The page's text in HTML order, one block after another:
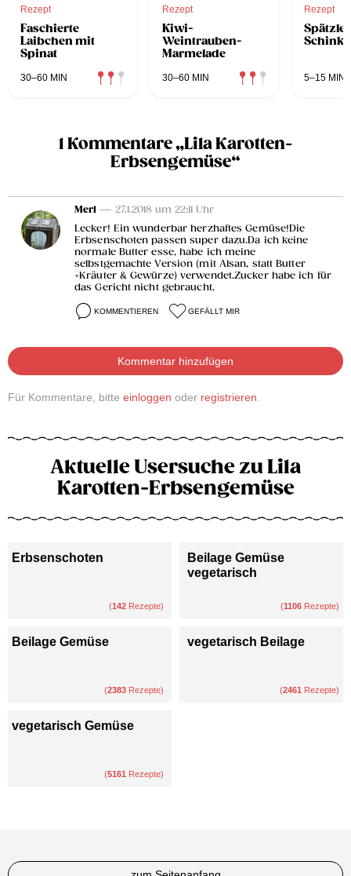
Rezept
Faschierte
Laibchen mit
Spinat
30–60 MIN
Rezept
Kiwi-
Weintrauben-
Marmelade
30–60 MIN
Rezept
Spätzle
5–15 MIN
1 Kommentare „Lila Karotten-
Erbsengemüse“
Merl — 27.1.2018 um 22:11 Uhr
Lecker! Ein wunderbar herzhaftes Gemüse!Die
Erbsenschoten passen super dazu.Da ich keine
normale Butter esse, habe ich meine
selbstgemachte Version (mit Alsan, statt Butter
+Kräuter & Gewürze) verwendet.Zucker habe ich für
das Gericht nicht gebraucht.
KOMMENTIEREN GEFÄLLT MIR
Kommentar hinzufügen
Für Kommentare, bitte einloggen oder registrieren.
Aktuelle Usersuche zu Lila
Karotten-Erbsengemüse
Erbsenschoten
(142 Rezepte)
Beilage Gemüse
vegetarisch
(1106 Rezepte)
Beilage Gemüse
(2383 Rezepte)
vegetarisch Beilage
(2461 Rezepte)
vegetarisch Gemüse
(5161 Rezepte)